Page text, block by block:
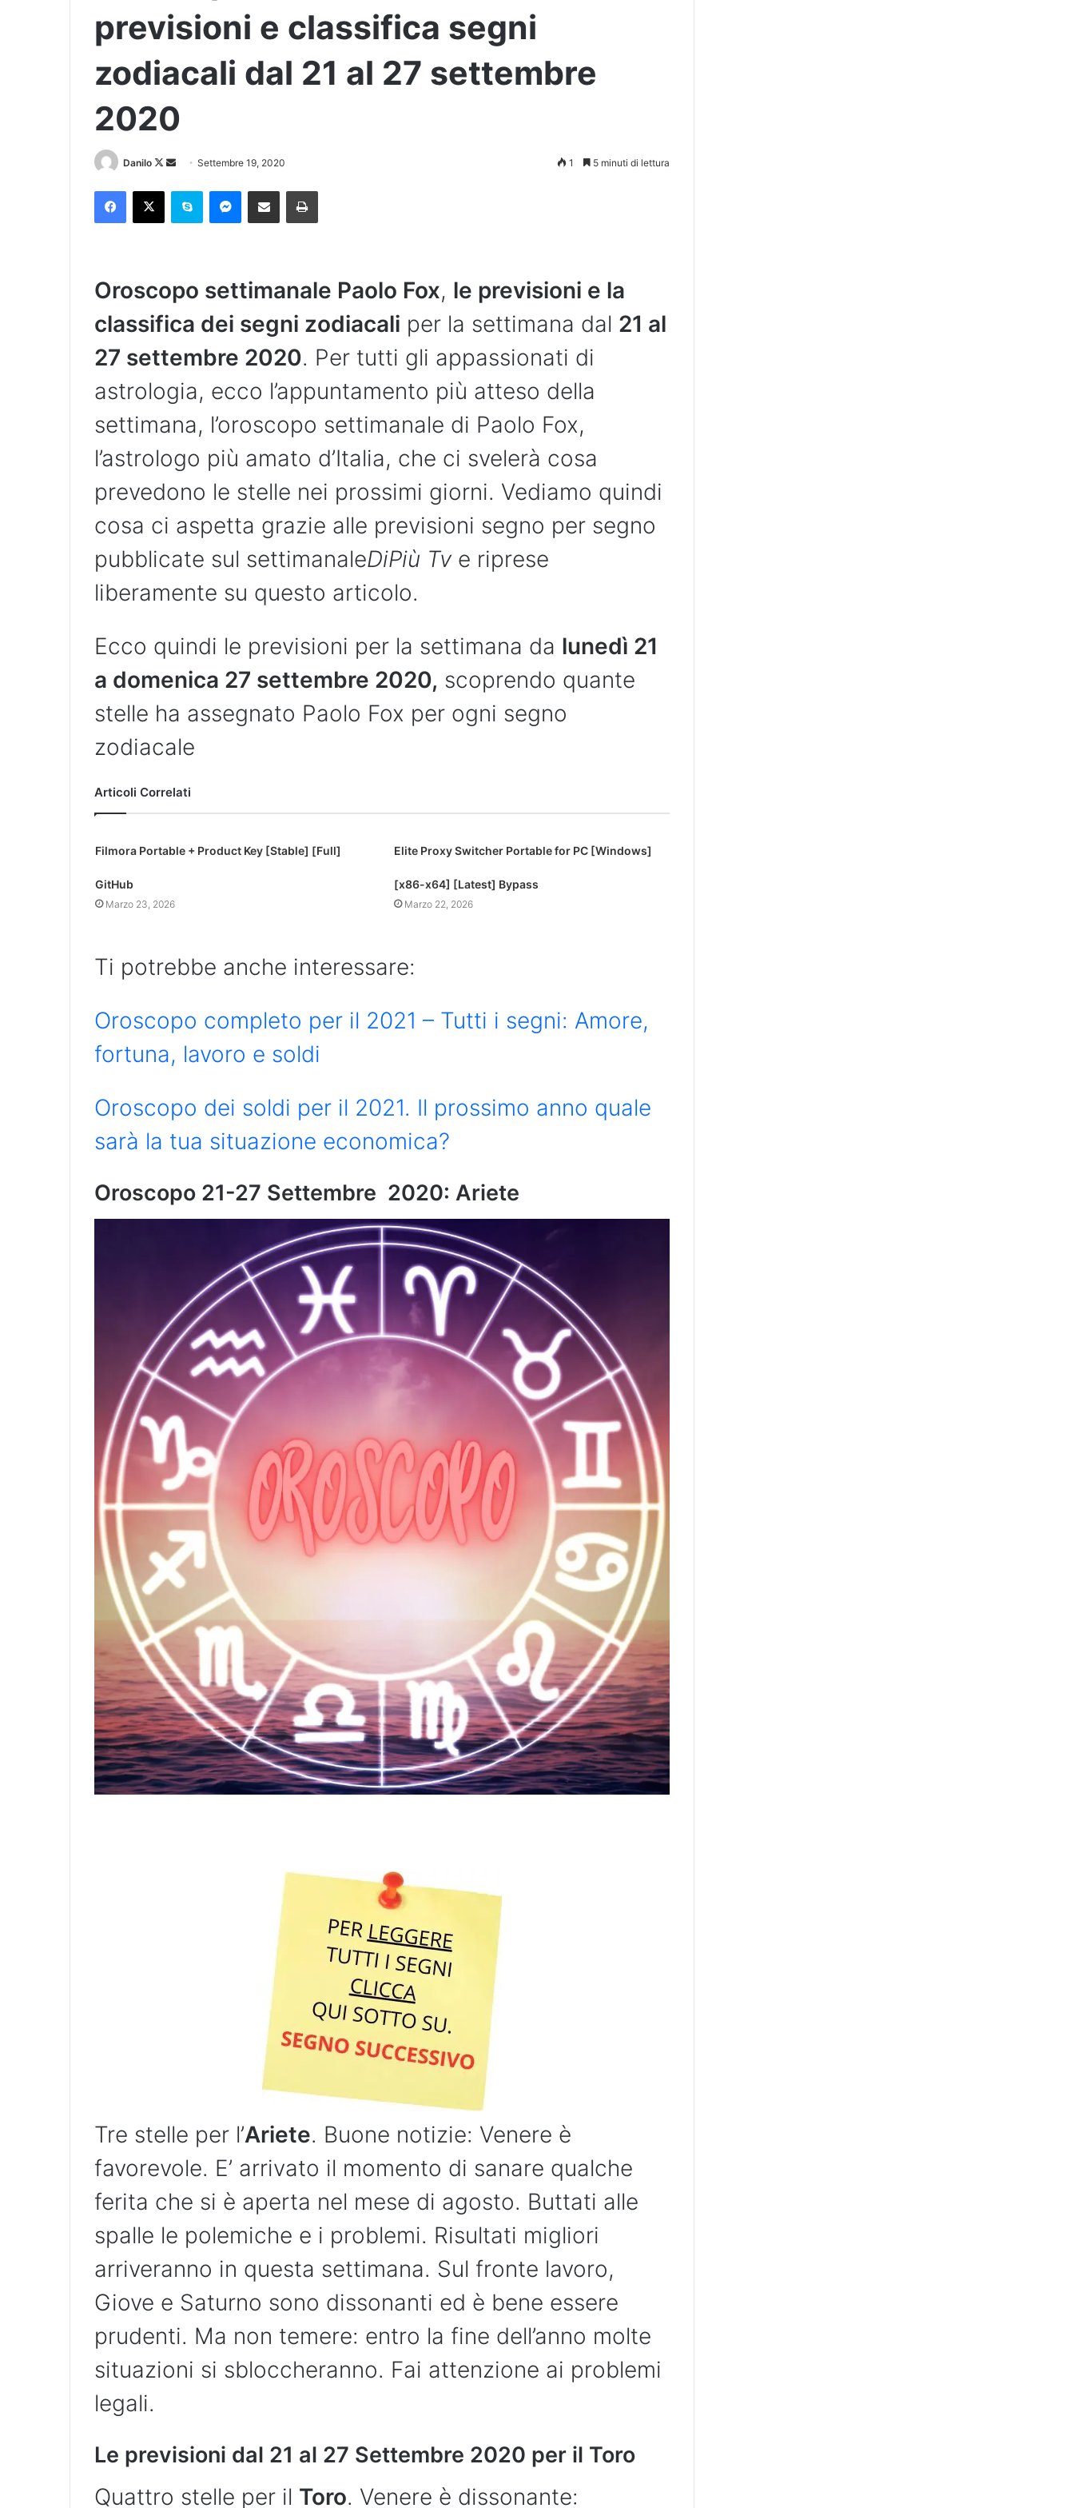
previsioni e classifica segni
zodiacali dal 21 al 27 settembre
2020
Danilo Settembre 19, 2020 1 5 minuti di lettura
Oroscopo settimanale Paolo Fox, le previsioni e la
classifica dei segni zodiacali per la settimana dal 21 al
27 settembre 2020. Per tutti gli appassionati di
astrologia, ecco l’appuntamento più atteso della
settimana, l’oroscopo settimanale di Paolo Fox,
l’astrologo più amato d’Italia, che ci svelerà cosa
prevedono le stelle nei prossimi giorni. Vediamo quindi
cosa ci aspetta grazie alle previsioni segno per segno
pubblicate sul settimanaleDiPiù Tv e riprese
liberamente su questo articolo.
Ecco quindi le previsioni per la settimana da lunedì 21
a domenica 27 settembre 2020, scoprendo quante
stelle ha assegnato Paolo Fox per ogni segno
zodiacale
Articoli Correlati
Filmora Portable + Product Key [Stable] [Full]
GitHub
Marzo 23, 2026
Elite Proxy Switcher Portable for PC [Windows]
[x86-x64] [Latest] Bypass
Marzo 22, 2026
Ti potrebbe anche interessare:
Oroscopo completo per il 2021 – Tutti i segni: Amore,
fortuna, lavoro e soldi
Oroscopo dei soldi per il 2021. Il prossimo anno quale
sarà la tua situazione economica?
Oroscopo 21-27 Settembre 2020: Ariete
Tre stelle per l’Ariete. Buone notizie: Venere è
favorevole. E’ arrivato il momento di sanare qualche
ferita che si è aperta nel mese di agosto. Buttati alle
spalle le polemiche e i problemi. Risultati migliori
arriveranno in questa settimana. Sul fronte lavoro,
Giove e Saturno sono dissonanti ed è bene essere
prudenti. Ma non temere: entro la fine dell’anno molte
situazioni si sbloccheranno. Fai attenzione ai problemi
legali.
Le previsioni dal 21 al 27 Settembre 2020 per il Toro
Quattro stelle per il Toro. Venere è dissonante: